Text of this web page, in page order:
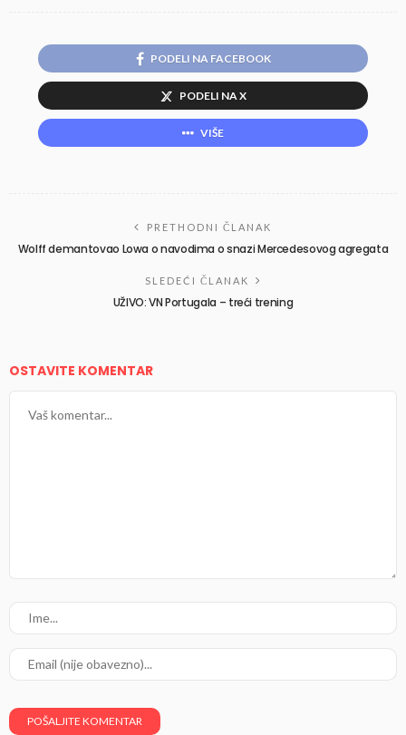
PODELI NA FACEBOOK
PODELI NA X
VIŠE
PRETHODNI ČLANAK
Wolff demantovao Lowa o navodima o snazi Mercedesovog agregata
SLEDEĆI ČLANAK
UŽIVO: VN Portugala – treći trening
OSTAVITE KOMENTAR